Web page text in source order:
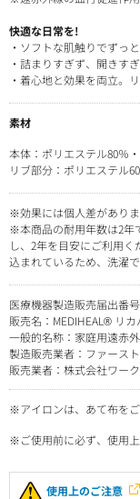
快適な日常を!
・ソフトな肌触りでずっ
・詰まりすぎず、開きす
・着心地と効果を両立。
素材
本体：ポリエステル80％
リブ部分：ポリエステル
※効果には個人差があり
※本商品の耐用年数は2年
し、2年を目安にご利用
込まれているため、洗濯
医療機器製造販売届出番号
販売名：MEDIHEAL® リ
一般的名称：家庭用遠赤
製造販売業者：ファース
販売業者：株式会社ワー
※アイロンは、あて布をご
※ご使用前に必ず、使用上
使用上のご注意